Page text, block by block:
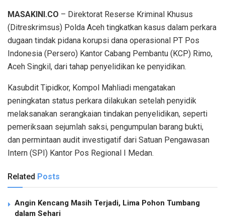
MASAKINI.CO – Direktorat Reserse Kriminal Khusus
(Ditreskrimsus) Polda Aceh tingkatkan kasus dalam perkara
dugaan tindak pidana korupsi dana operasional PT Pos
Indonesia (Persero) Kantor Cabang Pembantu (KCP) Rimo,
Aceh Singkil, dari tahap penyelidikan ke penyidikan.
Kasubdit Tipidkor, Kompol Mahliadi mengatakan
peningkatan status perkara dilakukan setelah penyidik
melaksanakan serangkaian tindakan penyelidikan, seperti
pemeriksaan sejumlah saksi, pengumpulan barang bukti,
dan permintaan audit investigatif dari Satuan Pengawasan
Intern (SPI) Kantor Pos Regional I Medan.
Related Posts
Angin Kencang Masih Terjadi, Lima Pohon Tumbang
dalam Sehari